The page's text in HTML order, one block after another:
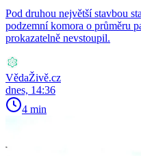
Pod druhou největší stavbou
podzemní komora o průměru
prokazatelně nevstoupil.
VědaŽivě.cz
dnes, 14:36
4 min